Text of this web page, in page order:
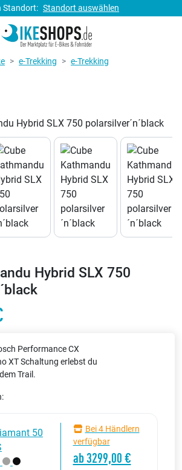
Standort: Standort auswählen
e-Trekking e-Trekking
Hybrid SLX 750
Performance CX
XT Schaltung erlebst du
Trail.
50
Bei 4 Händlern
verfügbar
ab 3299,00 €